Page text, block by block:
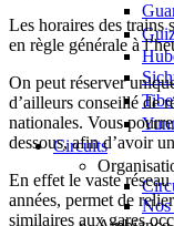
Circuits
Nos
Les horaires des trains
en règle générale à
On peut réserver
d’ailleurs conseillé de
nationales. Vous
dessous, afin d’avoir
En effet le vaste
années, permet de
similaires aux gares